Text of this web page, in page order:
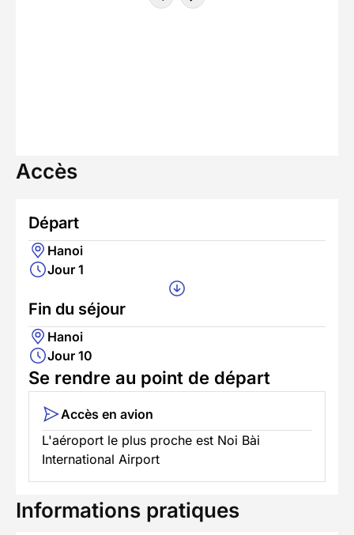
Accès
Départ
Hanoi
Jour 1
Fin du séjour
Hanoi
Jour 10
Se rendre au point de départ
Accès en avion
L'aéroport le plus proche est Noi Bài
International Airport
Informations pratiques